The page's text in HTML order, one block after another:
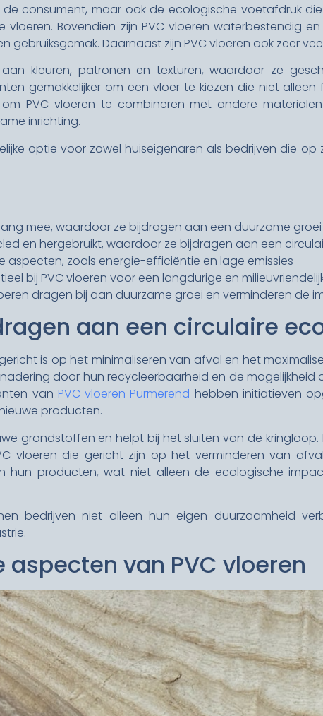
consument, maar ook de ecologische voetafdruk
Bovendien zijn PVC vloeren waterbestendig
Daarnaast zijn PVC vloeren ook zeer
kleuren, patronen en texturen, waardoor ze
gemakkelijker om een vloer te kiezen die niet
om PVC vloeren te combineren met andere
inrichting.
optie voor zowel huiseigenaren als bedrijven die op
mee, waardoor ze bijdragen aan een duurzame
en hergebruikt, waardoor ze bijdragen aan een
aspecten, zoals energie-efficiëntie en lage emissies
bij PVC vloeren voor een langdurige en
dragen bij aan duurzame groei en verminderen de
aan een circulaire
is op het minimaliseren van afval en het
door hun recycleerbaarheid en de
van PVC vloeren Purmerend hebben initiatieven
producten.
grondstoffen en helpt bij het sluiten van de kringloop.
vloeren die gericht zijn op het verminderen van
hun producten, wat niet alleen de ecologische
bedrijven niet alleen hun eigen duurzaamheid
van PVC vloeren